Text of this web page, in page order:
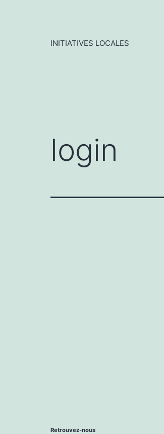
INITIATIVES LOCALES
login
Retrouvez-nous